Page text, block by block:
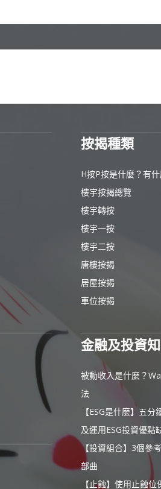
按揭種類
H按P按是什麼？有
樓宇按揭總覽
樓宇轉按
樓宇一按
樓宇二按
唐樓按揭
居屋按揭
車位按揭
金融及投資
被動收入是什麼？
法
【ESG是什麼】五
及運用ESG投資優點
【投資組合】3個參
部曲
【止蝕】使用止蝕